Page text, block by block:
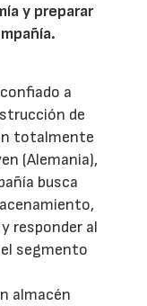
y preparar
a
de
totalmente
(Alemania),
busca
responder al
segmento
almacén